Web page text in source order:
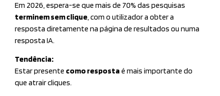
Em 2026, espera-se que mais de 70% das pesquisas
terminem sem clique, com o utilizador a obter a
resposta diretamente na página de resultados ou numa
resposta IA.
Tendência:
Estar presente como resposta é mais importante do
que atrair cliques.